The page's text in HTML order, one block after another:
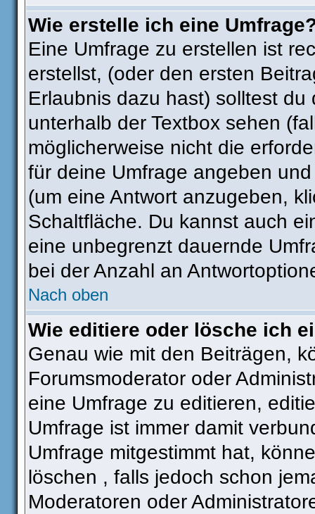
Wie erstelle ich eine
Eine Umfrage zu erstellen ist
erstellst, (oder den ersten
Erlaubnis dazu hast) solltest
unterhalb der Textbox sehen
möglicherweise nicht die
für deine Umfrage angeben
(um eine Antwort anzugeben,
Schaltfläche. Du kannst auch
eine unbegrenzt dauernde
bei der Anzahl an
Nach oben
Wie editiere oder lösche ich
Genau wie mit den Beiträgen,
Forumsmoderator oder
eine Umfrage zu editieren,
Umfrage ist immer damit
Umfrage mitgestimmt hat,
löschen , falls jedoch schon
Moderatoren oder